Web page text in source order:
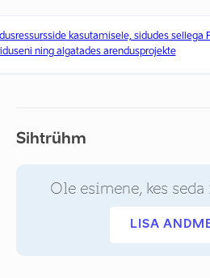
kasutamisele, sidudes sellega
ning algatades arendusprojekte
Sihtrühm
Ole esimene, kes
LISA